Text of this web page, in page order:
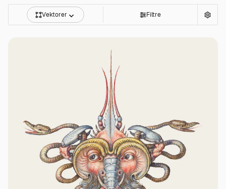
Vektorer Filtre